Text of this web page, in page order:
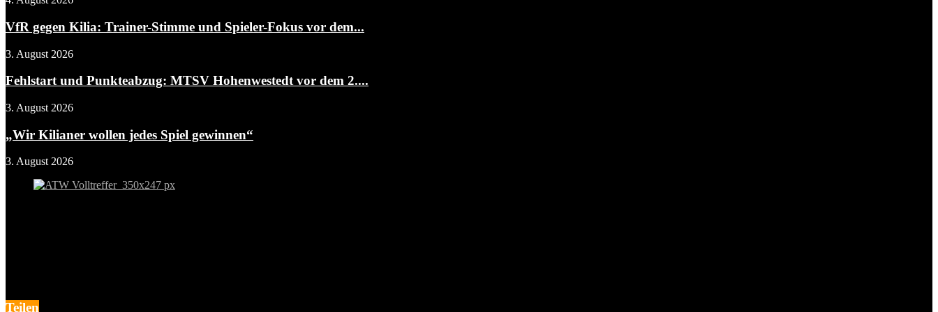
VfR gegen Kilia: Trainer-Stimme und Spieler-Fokus vor dem...
3. August 2026
Fehlstart und Punkteabzug: MTSV Hohenwestedt vor dem 2....
3. August 2026
„Wir Kilianer wollen jedes Spiel gewinnen“
3. August 2026
Teilen